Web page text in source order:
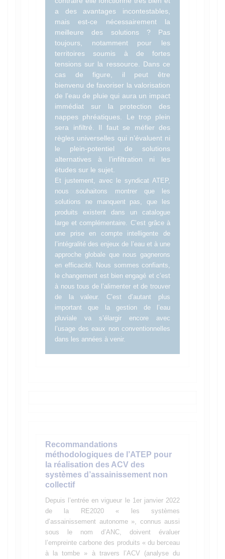
a des avantages incontestables,
mais est-ce nécessairement la
meilleure des solutions ? Pas
toujours, notamment pour les
territoires soumis à de fortes
tensions sur la ressource. Dans ce
cas de figure, il peut être
bienvenu de favoriser la valorisation
de l’eau de pluie qui aura un impact
immédiat sur la protection des
nappes phréatiques. Le trop plein
sera infiltré. Il faut se méfier des
règles universelles qui n’évaluent ni
le plein-potentiel de solutions
alternatives à l’infiltration ni les
études sur le sujet.
Et justement, avec le syndicat ATEP,
nous souhaitons montrer que les
solutions ne manquent pas, que les
produits existent dans un catalogue
large et complémentaire. C’est grâce à
une prise en compte intelligente de
l’intégralité des enjeux de l’eau et à une
approche globale que nous gagnerons
en efficacité. Nous sommes confiants,
le changement est bien engagé et c’est
à nous tous de l’alimenter et de trouver
de la valeur. C’est d’autant plus
important que la gestion de l’eau
pluviale va s’élargir encore avec
l’usage des eaux non conventionnelles
dans les années à venir.
Recommandations
méthodologiques de l’ATEP pour
la réalisation des ACV des
systèmes d’assainissement non
collectif
Depuis l’entrée envigueur le 1er janvier 2022
de la RE2020 « les systèmes
d’assainissement autonome », connus aussi
sous le nom d’ANC, doivent évaluer
l’empreinte carbone des produits « du berceau
à la tombe » à travers l’ACV (analyse du